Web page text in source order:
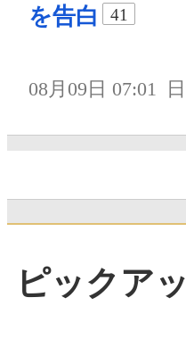
を告白
41
08月09日 07:01
ピックア